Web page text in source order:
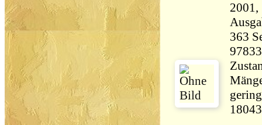
2001,
363 Seiten
18043